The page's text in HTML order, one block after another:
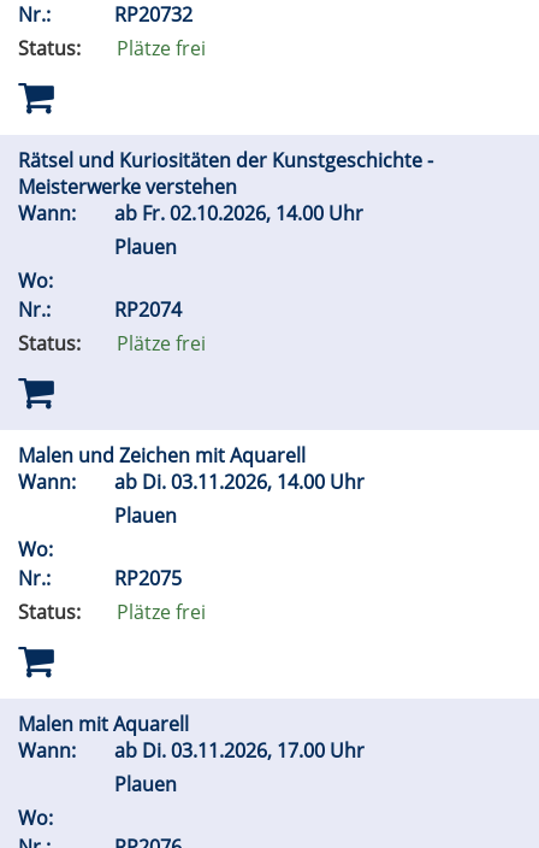
Nr.:
RP20732
Status:
Plätze frei
Rätsel und Kuriositäten der Kunstgeschichte -
Meisterwerke verstehen
Wann:
ab Fr.02.10.2026, 14.00 Uhr
Plauen
Wo:
Nr.:
RP2074
Status:
Plätze frei
Malen und Zeichen mit Aquarell
Wann:
ab Di.03.11.2026, 14.00 Uhr
Plauen
Wo:
Nr.:
RP2075
Status:
Plätze frei
Malen mit Aquarell
Wann:
ab Di.03.11.2026, 17.00 Uhr
Plauen
Wo: